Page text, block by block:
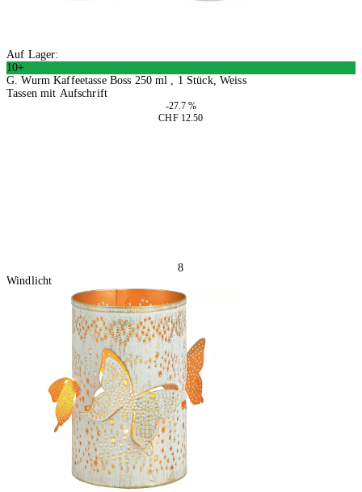
Auf Lager:
10+
G. Wurm Kaffeetasse Boss 250 ml , 1 Stück, Weiss
Tassen mit Aufschrift
-27.7 %
CHF 12.50
8
Windlicht